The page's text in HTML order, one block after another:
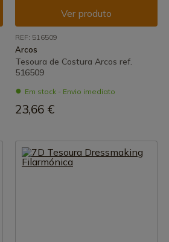
Ver produto
REF: 516509
Arcos
Tesoura de Costura Arcos ref.
516509
Em stock - Envio imediato
23,66 €